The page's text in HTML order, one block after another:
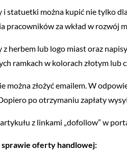
statuetki można kupić nie tylko
pracowników za wkład w rozwój
herbem lub logo miast oraz
ramkach w kolorach złotym lub
można złożyć emailem. W
po otrzymaniu zapłaty
z linkami „dofollow” w
oferty handlowej: